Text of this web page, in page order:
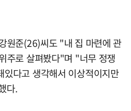
원준(26)씨도 "내 집 마련에 관
주로 살펴봤다"며 "너무 정쟁
있다고 생각해서 이상적이지만
다.